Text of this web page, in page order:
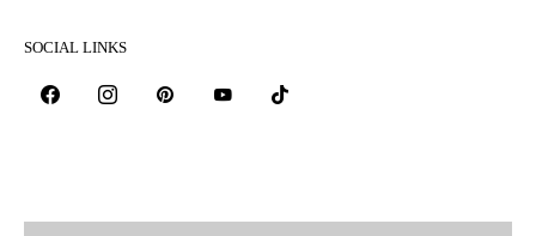
SOCIAL LINKS